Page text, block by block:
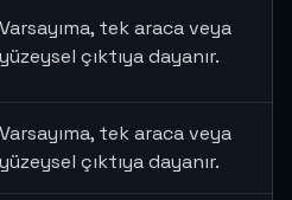
Varsayıma, tek araca veya
yüzeysel çıktıya dayanır.
Varsayıma, tek araca veya
yüzeysel çıktıya dayanır.